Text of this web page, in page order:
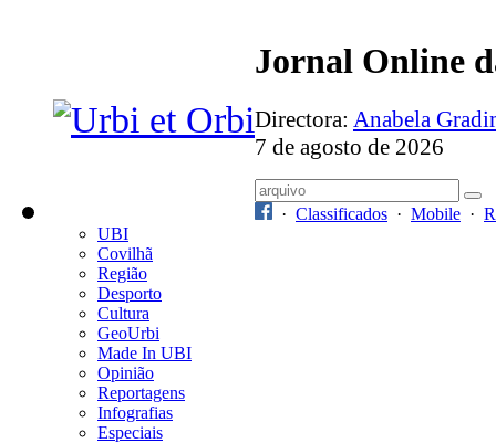
Jornal Online
Directora: Anabela
7 de agosto de 2026
· Classificados · Mobile ·
UBI
Covilhã
Região
Desporto
Cultura
GeoUrbi
Made In UBI
Opinião
Reportagens
Infografias
Especiais